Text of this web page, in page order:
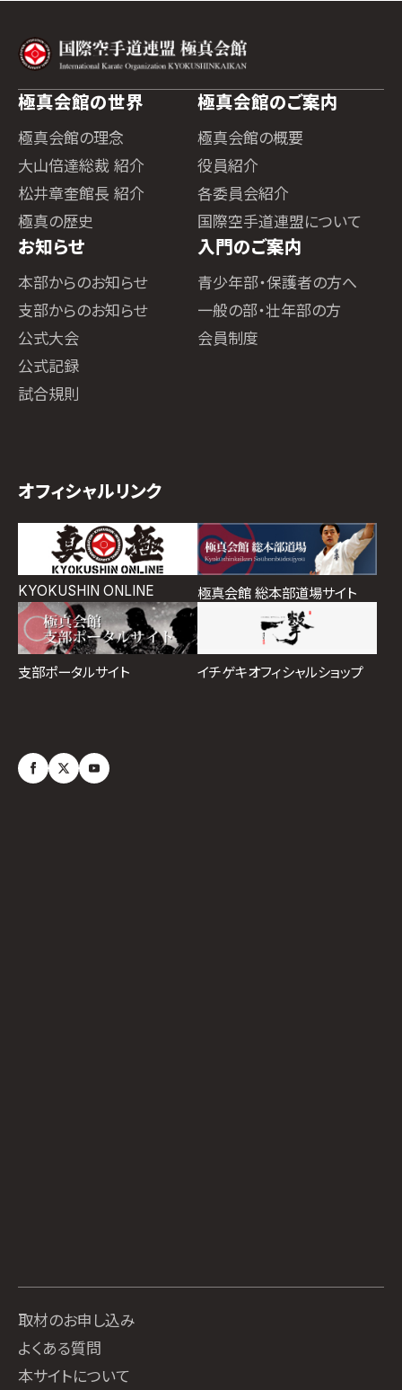
極真会館の世界
極真会館の理念
大山倍達総裁 紹介
松井章奎館長 紹介
極真の歴史
極真会館のご案内
極真会館の概要
役員紹介
各委員会紹介
国際空手道連盟について
お知らせ
本部からのお知らせ
支部からのお知らせ
公式大会
公式記録
試合規則
入門のご案内
青少年部・保護者の方へ
一般の部・壮年部の方
会員制度
オフィシャルリンク
KYOKUSHIN ONLINE 極真会館 総本部道場サイト
支部ポータルサイト イチゲキオフィシャルショップ
取材のお申し込み
よくある質問
本サイトについて